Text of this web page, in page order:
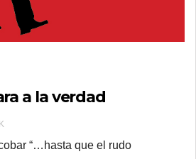
a la verdad
“…hasta que el rudo